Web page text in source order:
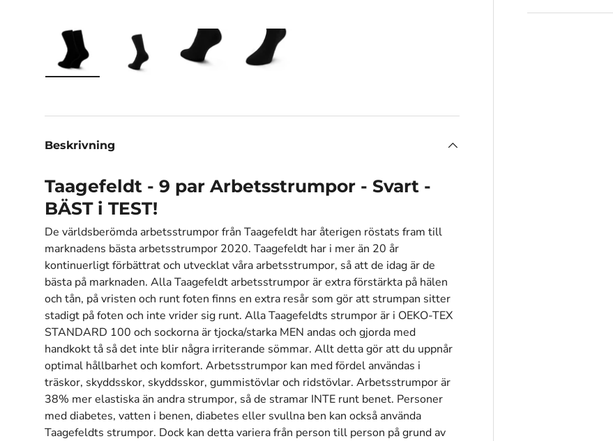
Beskrivning
Taagefeldt - 9 par Arbetsstrumpor - Svart -
BÄST i TEST!
De världsberömda arbetsstrumpor från Taagefeldt har återigen röstats fram till
marknadens bästa arbetsstrumpor 2020. Taagefeldt har i mer än 20 år
kontinuerligt förbättrat och utvecklat våra arbetsstrumpor, så att de idag är de
bästa på marknaden. Alla Taagefeldt arbetsstrumpor är extra förstärkta på hälen
och tån, på vristen och runt foten finns en extra resår som gör att strumpan sitter
stadigt på foten och inte vrider sig runt. Alla Taagefeldts strumpor är i OEKO-TEX
STANDARD 100 och sockorna är tjocka/starka MEN andas och gjorda med
handkokt tå så det inte blir några irriterande sömmar. Allt detta gör att du uppnår
optimal hållbarhet och komfort. Arbetsstrumpor kan med fördel användas i
träskor, skyddsskor, skyddsskor, gummistövlar och ridstövlar. Arbetsstrumpor är
38% mer elastiska än andra strumpor, så de stramar INTE runt benet. Personer
med diabetes, vatten i benen, diabetes eller svullna ben kan också använda
Taagefeldts strumpor. Dock kan detta variera från person till person på grund av